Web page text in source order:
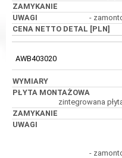
-
AWB403020
zintegrowana
-